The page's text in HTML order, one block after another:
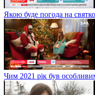
Якою буде погода на
Чим 2021 рік був особливим